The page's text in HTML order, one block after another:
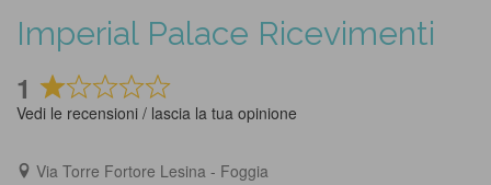
Imperial Palace Ricevimenti
1
Rated
1
of
Vedi le recensioni / lascia la tua opinione
Via Torre Fortore Lesina - Foggia